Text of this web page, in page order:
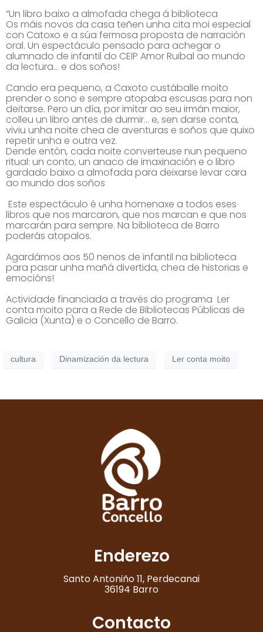
“Un libro baixo a almofada chega á biblioteca
Os máis novos da casa teñen unha cita moi especial
con Catoxo e a súa fermosa proposta de narración
oral. Un espectáculo pensado para achegar o
alumnado de infantil do CEIP Amor Ruibal ao mundo
da lectura… e dos soños!
Cando era pequeno, a Caxoto custáballe moito
prender o sono e sempre atopaba escusas para non
deitarse. Pero un día, por imitar ao seu irmán maior,
colleu un libro antes de durmir… e, sen darse conta,
viviu unha noite chea de aventuras e soños que quixo
repetir unha e outra vez.
Dende entón, cada noite converteuse nun pequeno
ritual: un conto, un anaco de imaxinación e o libro
gardado baixo a almofada para deixarse levar cara
ao mundo dos soños
Este espectáculo é unha homenaxe a todos eses
libros que nos marcaron, que nos marcan e que nos
marcarán para sempre. Na biblioteca de Barro
poderás atopalos.
Agardámos aos 50 nenos de infantil na biblioteca
para pasar unha mañá divertida, chea de historias e
emocións!
Actividade financiada a través do programa Ler
conta moito para a Rede de Bibliotecas Públicas de
Galicia (Xunta) e o Concello de Barro.
cultura Dinamización da lectura Ler conta moito
Enderezo
Santo Antoniño 11, Perdecanai
36194 Barro
Contacto